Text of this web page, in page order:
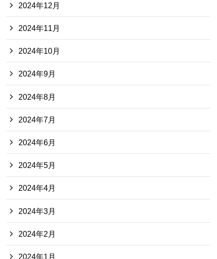
2024年12月
2024年11月
2024年10月
2024年9月
2024年8月
2024年7月
2024年6月
2024年5月
2024年4月
2024年3月
2024年2月
2024年1月